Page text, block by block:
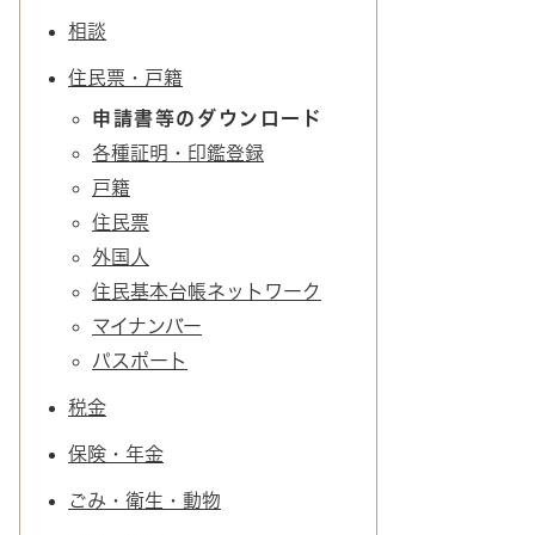
相談
住民票・戸籍
申請書等のダウンロード
各種証明・印鑑登録
戸籍
住民票
外国人
住民基本台帳ネットワーク
マイナンバー
パスポート
税金
保険・年金
ごみ・衛生・動物